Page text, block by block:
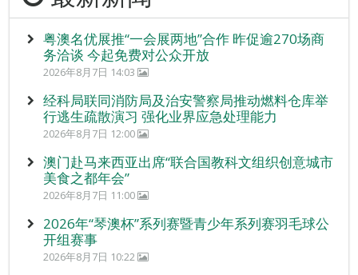
粤澳名优展推“一会展两地”合作 昨促逾270场商
务洽谈 今起免费对公众开放
2026年8月7日 14:03
经科局联同消防局及治安警察局推动燃料仓库举
行逃生疏散演习 强化业界应急处理能力
2026年8月7日 12:00
澳门赴马来西亚出席“联合国教科文组织创意城市
美食之都年会”
2026年8月7日 11:00
2026年“琴澳杯”系列赛暨青少年系列赛羽毛球公
开组赛事
2026年8月7日 10:22